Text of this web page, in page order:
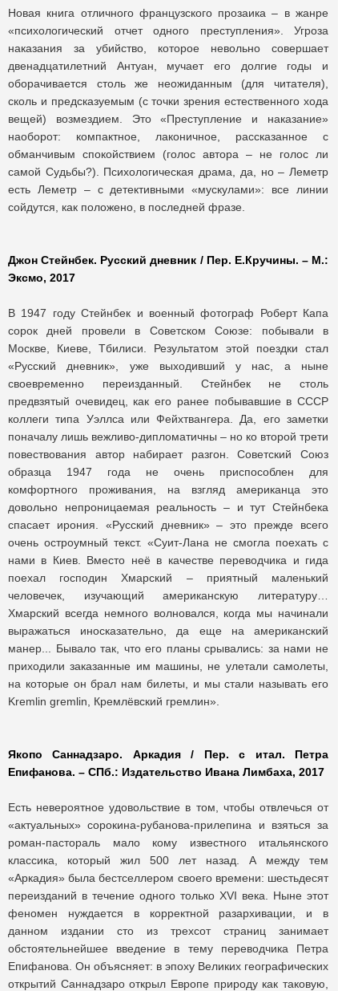
Новая книга отличного французского прозаика – в жанре
«психологический отчет одного преступления». Угроза
наказания за убийство, которое невольно совершает
двенадцатилетний Антуан, мучает его долгие годы и
оборачивается столь же неожиданным (для читателя),
сколь и предсказуемым (с точки зрения естественного хода
вещей) возмездием. Это «Преступление и наказание»
наоборот: компактное, лаконичное, рассказанное с
обманчивым спокойствием (голос автора – не голос ли
самой Судьбы?). Психологическая драма, да, но – Леметр
есть Леметр – с детективными «мускулами»: все линии
сойдутся, как положено, в последней фразе.
Джон Стейнбек. Русский дневник / Пер. Е.Кручины. – М.:
Эксмо, 2017
В 1947 году Стейнбек и военный фотограф Роберт Капа
сорок дней провели в Советском Союзе: побывали в
Москве, Киеве, Тбилиси. Результатом этой поездки стал
«Русский дневник», уже выходивший у нас, а ныне
своевременно переизданный. Стейнбек не столь
предвзятый очевидец, как его ранее побывавшие в СССР
коллеги типа Уэллса или Фейхтвангера. Да, его заметки
поначалу лишь вежливо-дипломатичны – но ко второй трети
повествования автор набирает разгон. Советский Союз
образца 1947 года не очень приспособлен для
комфортного проживания, на взгляд американца это
довольно непроницаемая реальность – и тут Стейнбека
спасает ирония. «Русский дневник» – это прежде всего
очень остроумный текст. «Суит-Лана не смогла поехать с
нами в Киев. Вместо неё в качестве переводчика и гида
поехал господин Хмарский – приятный маленький
человечек, изучающий американскую литературу…
Хмарский всегда немного волновался, когда мы начинали
выражаться иносказательно, да еще на американский
манер... Бывало так, что его планы срывались: за нами не
приходили заказанные им машины, не улетали самолеты,
на которые он брал нам билеты, и мы стали называть его
Kremlin gremlin, Кремлёвский гремлин».
Якопо Саннадзаро. Аркадия / Пер. с итал. Петра
Епифанова. – СПб.: Издательство Ивана Лимбаха, 2017
Есть невероятное удовольствие в том, чтобы отвлечься от
«актуальных» сорокина-рубанова-прилепина и взяться за
роман-пастораль мало кому известного итальянского
классика, который жил 500 лет назад. А между тем
«Аркадия» была бестселлером своего времени: шестьдесят
переизданий в течение одного только XVI века. Ныне этот
феномен нуждается в корректной разархивации, и в
данном издании сто из трехсот страниц занимает
обстоятельнейшее введение в тему переводчика Петра
Епифанова. Он объясняет: в эпоху Великих географических
открытий Саннадзаро открыл Европе природу как таковую,